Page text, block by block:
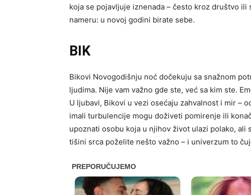
koja se pojavljuje iznenada – često kroz društvo
nameru: u novoj godini birate sebe.
BIK
Bikovi Novogodišnju noć dočekuju sa snažnom
ljudima. Nije vam važno gde ste, već sa kim ste.
U ljubavi, Bikovi u vezi osećaju zahvalnost i mir –
imali turbulencije mogu doživeti pomirenje ili
upoznati osobu koja u njihov život ulazi polako, ali
tišini srca poželite nešto važno – i univerzum to